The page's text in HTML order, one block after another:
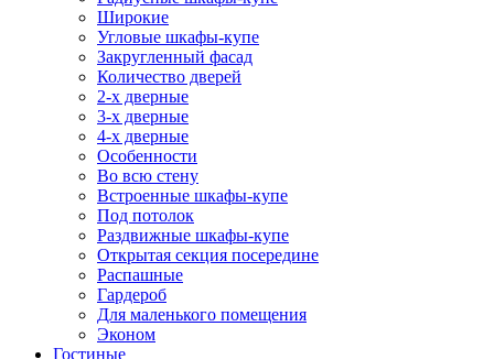
Широкие
Угловые шкафы-купе
Закругленный фасад
Количество дверей
2-х дверные
3-х дверные
4-х дверные
Особенности
Во всю стену
Встроенные шкафы-купе
Под потолок
Раздвижные шкафы-купе
Открытая секция посередине
Распашные
Гардероб
Для маленького помещения
Эконом
Гостиные